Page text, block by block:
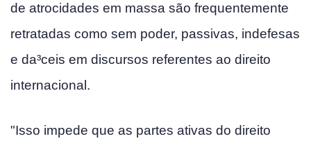
de atrocidades em massa são frequentemente
retratadas como sem poder, passivas, indefesas
e da³ceis em discursos referentes ao direito
internacional.
"Isso impede que as partes ativas do direito